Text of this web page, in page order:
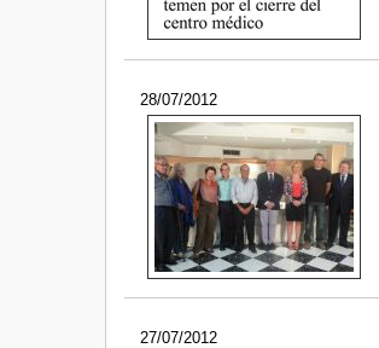
28/07/2012
27/07/2012